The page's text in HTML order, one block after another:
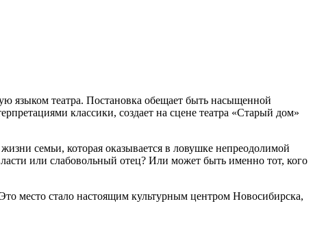
языком театра. Постановка обещает быть насыщенной
классики, создает на сцене театра «Старый дом»
семьи, которая оказывается в ловушке непреодолимой
или слабовольный отец? Или может быть именно тот, кого
место стало настоящим культурным центром Новосибирска,